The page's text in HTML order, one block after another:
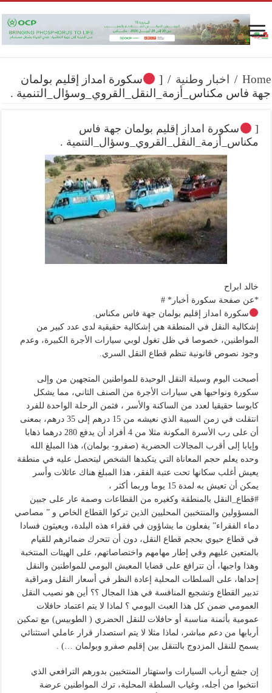
Home
/ اخبار وطنية /
[
سكورة امداز إقليم بولمان
جهة فاس مكناس_أزمة_النقل_القروي_وسؤال_التنمية .
[
سكورة امداز إقليم بولمان جهة فاس
مكناس_أزمة_النقل_القروي_وسؤال_التنمية .
خالد ابراح
*عن صفحة سكورة أخبار* #
سكورة امداز إقليم بولمان جهة فاس مكناس.
إشكالية النقل في المنطقة هي إشكالية حقيقية لدى عدد كبير من
المواطنين، خصوصا في ظل تغول لوبي سيارات الأجرة الكبيرة، وعدم
وجود نصوص قانونية تنظم قطاع النقل السري.
أصبحت اليوم وسيلة النقل الوحيدة للمواطنين المتجهين من وإلى
سكورة ونواحيها هي سيارات الأجرة من الصنف الثاني، مما يشكل
كابوسا حقيقيا لعدد من الساكنة والأسر ، فثمن الرحلة الواحدة للفرد
انتقلت في زمن السيبة الذي نعيشه من 15 درهم إلى 35 درهم، بمعنى
أن على رب الأسرة المكونة مثلا من 4 أفراد أن يدفع 280 درهما ذهابا
وإيابا إلى أقرب المجالات الحضرية (صفرو- بولمان)، هذا المبلغ الله
وحده يعلم حجم المعاناة التي يتكبدها الشخص ليتحصل عليه في منطقة
يعيش أغلب سكانها تحت عتبة الفقر، هذا المبلغ هناك عائلات وأسر
يمكن أن تعيش به لمدة 15 يوما وربما أكثر ،
#قطاع_النقل بالمنطقة وكغيره من القطاعات وصمة عار على جبين
المسؤولين والمنتخبين المحليين الذين تركوا القطاع الخاص و ” مصاصي
دماء الفقراء” يفعلون ما يشاؤون في فقراء هذه البلدة، ويعيثون فسادا
في قطاع حيوي بحجم قطاع النقل، دون أن تتحرك ضمائرهم للقيام
بالمتعين عليهم وفي إطار مهامهم واختصاصاتهم، على الهيئات المنتخبة
وهذا واجبها، أن تترافع على قضايا المعيش اليومي للمواطنين والنقل
إحداها، على السلطات المحلية إعادة النظر في أسعار النقل ومراقبة
تدبير القطاع وتشجيع المنافسة في هذا المجال ؟؟ أين هو نصيب النقل
العمومي ضمن كل هذا العبث اليومي ؟ لماذا لا يتم اعتماد حافلات
عمومية بأثمنة مناسبة أو حافلات للنقل الحضري ( الطوبيس) مع تمكين
أربابها من دعم مباشر، لماذا مثلا لا يتم استصدار قرار عاملي استثنائي
يسمح للنقل المزدوج بالتنقل بين إقليم صفرو وبولمان …) .
إن جشع أرباب السيارات واستهتار المنتخبين بدورهم الترافعي الذي
انتخبوا من أجله، وغياب السلطة المحلية، ترك المواطنين عرضة